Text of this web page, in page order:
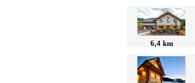
6,4 km